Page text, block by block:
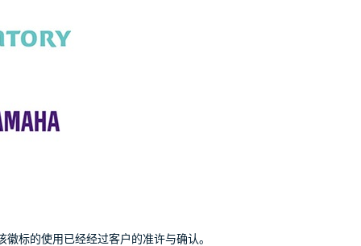
标的使用已经经过客户的准许与确认。